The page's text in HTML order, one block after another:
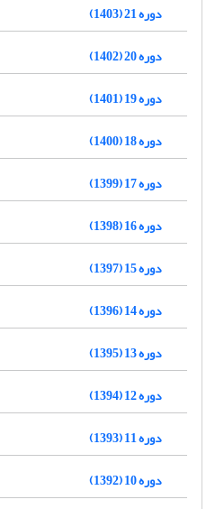
دوره 21 (1403)
دوره 20 (1402)
دوره 19 (1401)
دوره 18 (1400)
دوره 17 (1399)
دوره 16 (1398)
دوره 15 (1397)
دوره 14 (1396)
دوره 13 (1395)
دوره 12 (1394)
دوره 11 (1393)
دوره 10 (1392)